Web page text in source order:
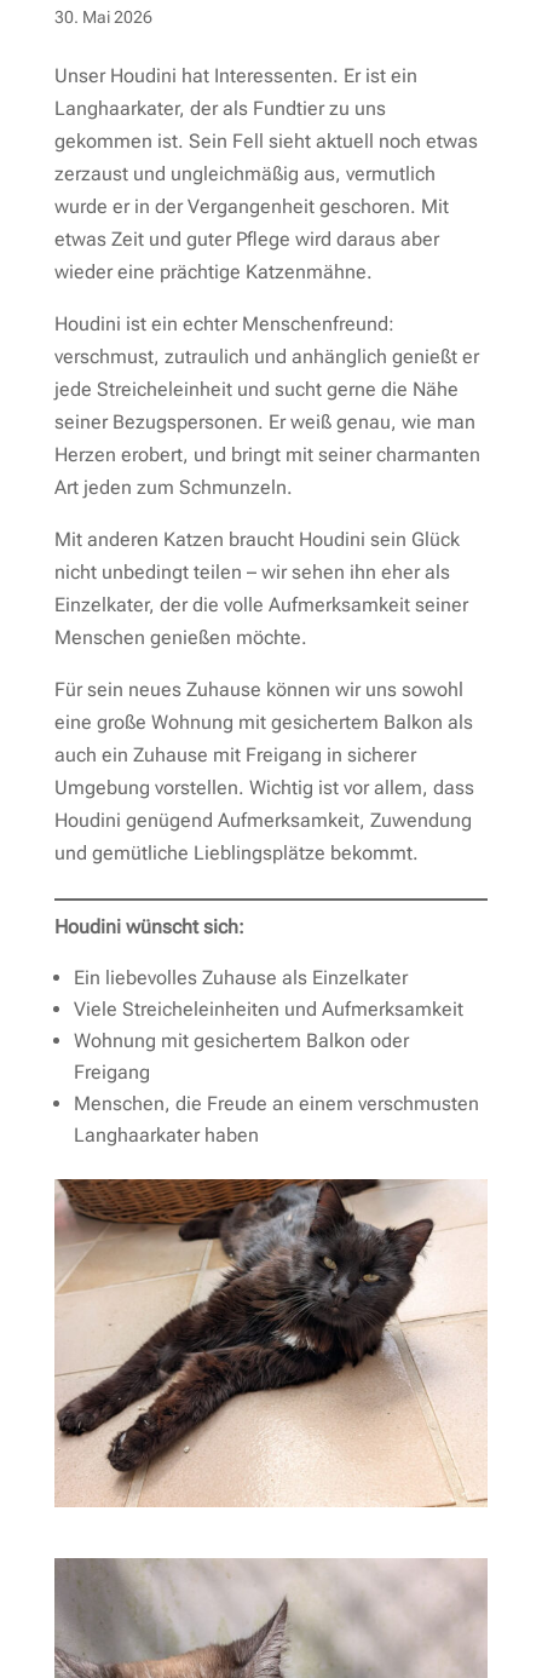
30. Mai 2026
Unser Houdini hat Interessenten. Er ist ein
Langhaarkater, der als Fundtier zu uns
gekommen ist. Sein Fell sieht aktuell noch etwas
zerzaust und ungleichmäßig aus, vermutlich
wurde er in der Vergangenheit geschoren. Mit
etwas Zeit und guter Pflege wird daraus aber
wieder eine prächtige Katzenmähne.
Houdini ist ein echter Menschenfreund:
verschmust, zutraulich und anhänglich genießt er
jede Streicheleinheit und sucht gerne die Nähe
seiner Bezugspersonen. Er weiß genau, wie man
Herzen erobert, und bringt mit seiner charmanten
Art jeden zum Schmunzeln.
Mit anderen Katzen braucht Houdini sein Glück
nicht unbedingt teilen – wir sehen ihn eher als
Einzelkater, der die volle Aufmerksamkeit seiner
Menschen genießen möchte.
Für sein neues Zuhause können wir uns sowohl
eine große Wohnung mit gesichertem Balkon als
auch ein Zuhause mit Freigang in sicherer
Umgebung vorstellen. Wichtig ist vor allem, dass
Houdini genügend Aufmerksamkeit, Zuwendung
und gemütliche Lieblingsplätze bekommt.
Houdini wünscht sich:
Ein liebevolles Zuhause als Einzelkater
Viele Streicheleinheiten und Aufmerksamkeit
Wohnung mit gesichertem Balkon oder
Freigang
Menschen, die Freude an einem verschmusten
Langhaarkater haben